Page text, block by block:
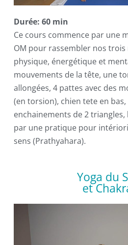
Durée: 60 min
Ce cours commence par une
OM pour rassembler nos
physique, énergétique et
mouvements de la tête, une
allongées, 4 pattes avec des
(en torsion), chien tete en
enchainements de 2
par une pratique pour
sens (Prathyahara).
Yoga du
et